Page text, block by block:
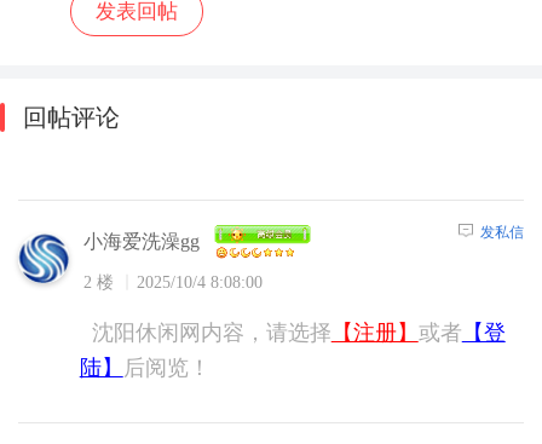
回帖评论
小海爱洗澡gg
2 楼 2025/10/4 8:08:00
发私信
沈阳休闲网内容，请选择 【注册】 或者 【登
陆】
后阅览！